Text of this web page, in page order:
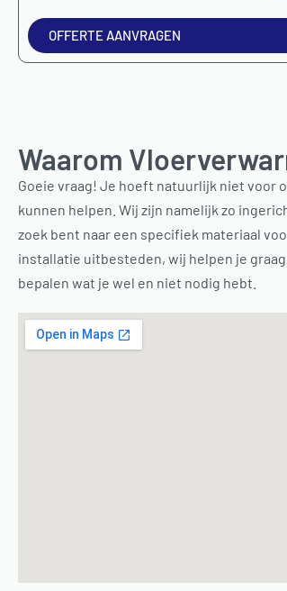
OFFERTE AANVRAGEN
Waarom
Goeie vraag! Je hoeft natuurlijk niet voor
kunnen helpen. Wij zijn namelijk zo
zoek bent naar een specifiek materiaal
installatie uitbesteden, wij helpen je
bepalen wat je wel en niet nodig hebt.